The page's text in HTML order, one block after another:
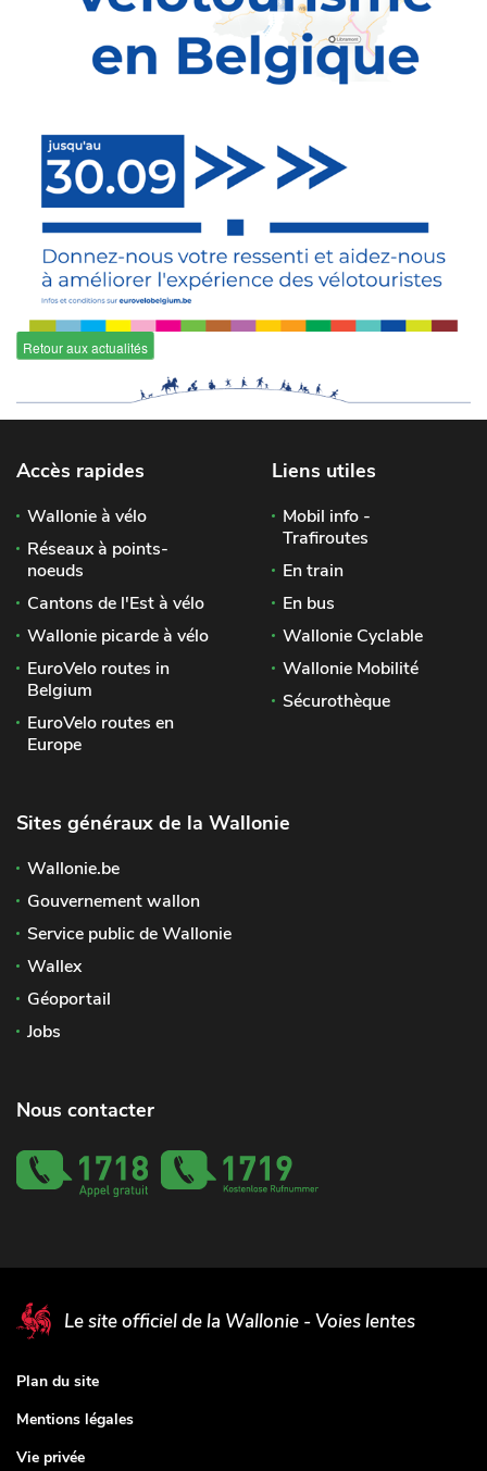
Retour aux actualités
Accès rapides
Wallonie à vélo
Réseaux à points-
noeuds
Cantons de l'Est à vélo
Wallonie picarde à vélo
EuroVelo routes in
Belgium
EuroVelo routes en
Europe
Liens utiles
Mobil info -
Trafiroutes
En train
En bus
Wallonie Cyclable
Wallonie Mobilité
Sécurothèque
Sites généraux de la Wallonie
Wallonie.be
Gouvernement wallon
Service public de Wallonie
Wallex
Géoportail
Jobs
Nous contacter
Le site officiel de la Wallonie - Voies lentes
Plan du site
Mentions légales
Vie privée